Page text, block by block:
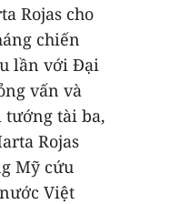
Rojas cho
chiến
lần với Đại
vấn và
tướng tài ba,
Rojas
Mỹ cứu
Việt